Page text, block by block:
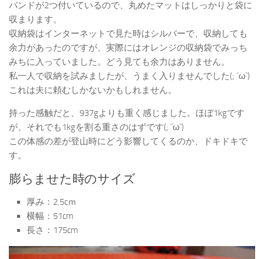
バンドが2つ付いているので、丸めたマットはしっかりと袋に
収まります。
収納袋はインターネットで見た時はシルバーで、収納しても
余力があったのですが、実際にはオレンジの収納袋でみっち
みちに入っていました。どう見ても余力はありません。
私一人で収納を試みましたが、うまく入りませんでした(; ´ω`)
これは夫に頼むしかないかもしれません。
持った感触だと、937gよりも重く感じました。ほぼ1kgです
が、それでも1kgを割る重さのはずです(; ´ω`)
この体感の差が登山時にどう影響してくるのか、ドキドキで
す。
膨らませた時のサイズ
厚み：2.5cｍ
横幅：51cm
長さ：175cm